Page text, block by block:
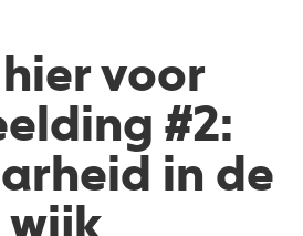
voor
#2:
in de